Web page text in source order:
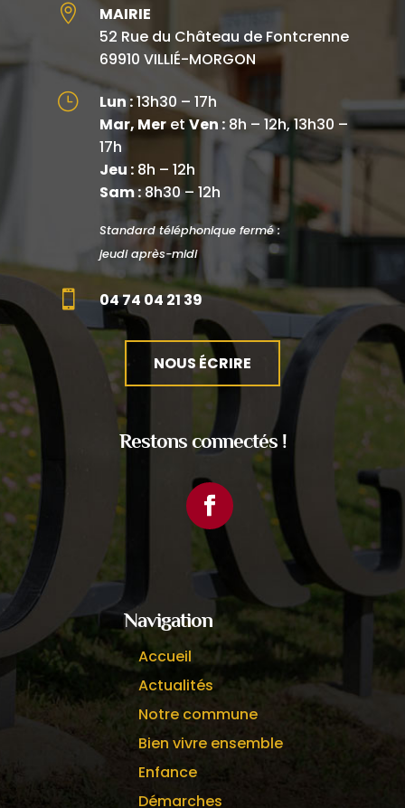

MAIRIE
52 Rue du Château de Fontcrenne
69910 VILLIÉ-MORGON
} Lun :13h30 – 17h
Mar, MeretVen :8h – 12h, 13h30 –
17h
Jeu :8h – 12h
Sam :8h30 – 12h
Standard téléphonique fermé :
jeudi après-midi
 04 74 04 21 39
NOUS ÉCRIRE
Restons connectés !
Facebook
Navigation
Accueil
Actualités
Notre commune
Bien vivre ensemble
Enfance
Démarches